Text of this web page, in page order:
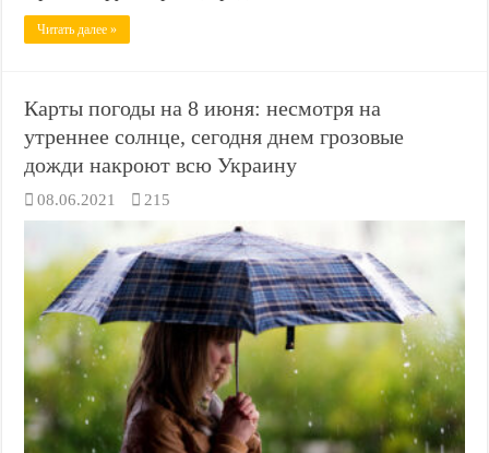
Читать далее »
Карты погоды на 8 июня: несмотря на
утреннее солнце, сегодня днем грозовые
дожди накроют всю Украину
08.06.2021 215